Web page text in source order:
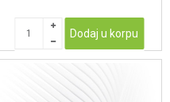
Dodaj u korpu